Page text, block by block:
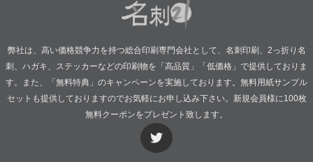
弊社は、高い価格競争力を持つ総合印刷専門会社として、名刺印刷、2っ折り名
刺、ハガキ、ステッカーなどの印刷物を「高品質」「低価格」で提供しておりま
す。また、「無料特典」のキャンペーンを実施しております。無料用紙サンプル
セットも提供しておりますのでお気軽にお申し込み下さい。新規会員様に100枚
無料クーポンをプレゼント致します。